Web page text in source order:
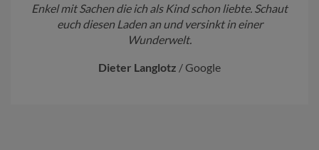
Enkel mit Sachen die ich als Kind schon liebte. Schaut
euch diesen Laden an und versinkt in einer
Wunderwelt.
Dieter Langlotz / Google